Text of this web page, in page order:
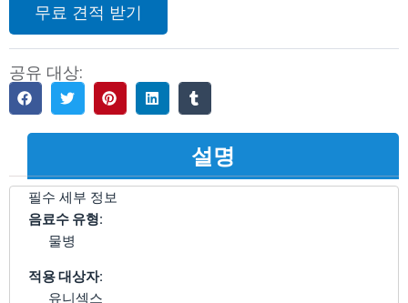
무료 견적 받기
공유 대상:
설명
필수 세부 정보
음료수 유형:
물병
적용 대상자:
유니섹스